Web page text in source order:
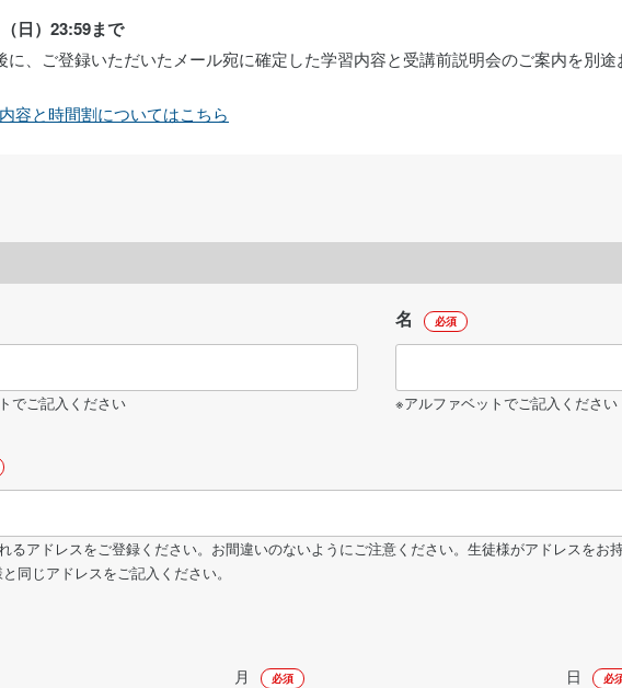
日）23:59まで
、ご登録いただいたメール宛に確定した学習内容と受講前説明会のご案内を別
容と時間割についてはこちら
でご記入ください
名 必須
※アルファベットでご記入ください
るアドレスをご登録ください。お間違いのないようにご注意ください。生徒様がアドレスをお
同じアドレスをご記入ください。
月 必須 日 必